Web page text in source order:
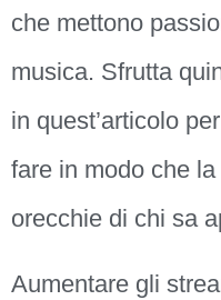
che mettono
musica. Sfrutta
in quest’articolo
fare in modo che
orecchie di chi sa
Aumentare gli